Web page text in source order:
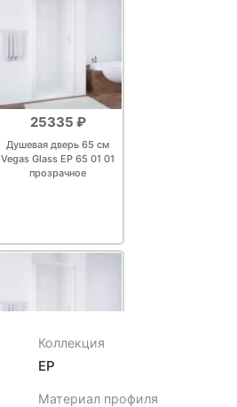
25335 ₽
Душевая дверь 65 см
Vegas Glass ЕР 65 01 01
прозрачное
26437 ₽
Коллекция
EP
Материал профиля